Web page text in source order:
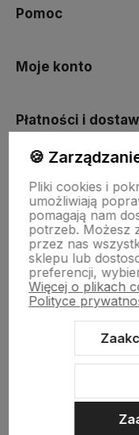
Pomoc
Moje konto
Płatności i
O nas
Sklep internetowy
🍪
Pliki cookies i
umożliwiają
pomagają nam
potrzeb. Możesz
przez nas
sklepu lub
preferencji,
Więcej o plikach
Polityce